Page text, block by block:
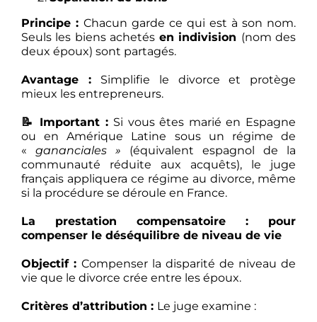
Principe : Chacun garde ce qui est à son nom.
Seuls les biens achetés en indivision (nom des
deux époux) sont partagés.
Avantage : Simplifie le divorce et protège
mieux les entrepreneurs.
📝 Important : Si vous êtes marié en Espagne
ou en Amérique Latine sous un régime de
« gananciales » (équivalent espagnol de la
communauté réduite aux acquêts), le juge
français appliquera ce régime au divorce, même
si la procédure se déroule en France.
La prestation compensatoire : pour
compenser le déséquilibre de niveau de vie
Objectif : Compenser la disparité de niveau de
vie que le divorce crée entre les époux.
Critères d’attribution : Le juge examine :